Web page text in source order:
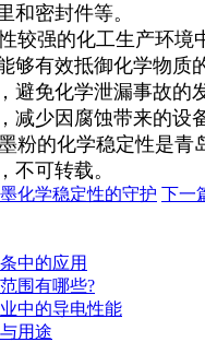
和密封件等。
较强的化工生产环境
够有效抵御化学物质
避免化学泄漏事故的
减少因腐蚀带来的设
粉的化学稳定性是青
不可转载。
化学稳定性的守护 下一
中的应用
围有哪些?
中的导电性能
用途